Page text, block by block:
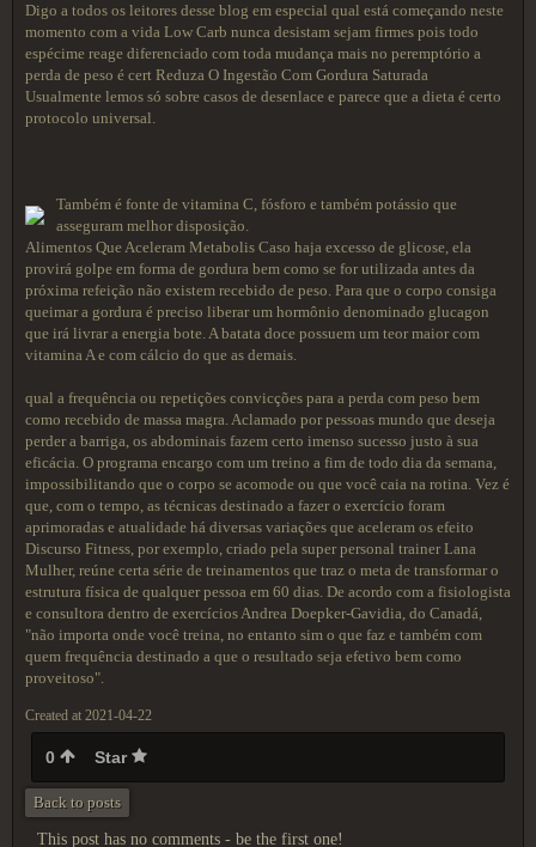
Digo a todos os leitores desse blog em especial qual está começando neste
momento com a vida Low Carb nunca desistam sejam firmes pois todo
espécime reage diferenciado com toda mudança mais no peremptório a
perda de peso é cert Reduza O Ingestão Com Gordura Saturada
Usualmente lemos só sobre casos de desenlace e parece que a dieta é certo
protocolo universal.
Também é fonte de vitamina C, fósforo e também potássio que
asseguram melhor disposição.
Alimentos Que Aceleram Metabolis Caso haja excesso de glicose, ela
provirá golpe em forma de gordura bem como se for utilizada antes da
próxima refeição não existem recebido de peso. Para que o corpo consiga
queimar a gordura é preciso liberar um hormônio denominado glucagon
que irá livrar a energia bote. A batata doce possuem um teor maior com
vitamina A e com cálcio do que as demais.
qual a frequência ou repetições convicções para a perda com peso bem
como recebido de massa magra. Aclamado por pessoas mundo que deseja
perder a barriga, os abdominais fazem certo imenso sucesso justo à sua
eficácia. O programa encargo com um treino a fim de todo dia da semana,
impossibilitando que o corpo se acomode ou que você caia na rotina. Vez é
que, com o tempo, as técnicas destinado a fazer o exercício foram
aprimoradas e atualidade há diversas variações que aceleram os efeito
Discurso Fitness, por exemplo, criado pela super personal trainer Lana
Mulher, reúne certa série de treinamentos que traz o meta de transformar o
estrutura física de qualquer pessoa em 60 dias. De acordo com a fisiologista
e consultora dentro de exercícios Andrea Doepker-Gavidia, do Canadá,
"não importa onde você treina, no entanto sim o que faz e também com
quem frequência destinado a que o resultado seja efetivo bem como
proveitoso".
Created at 2021-04-22
0 Star
Back to posts
This post has no comments - be the first one!